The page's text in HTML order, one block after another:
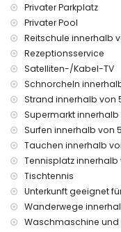
Bar und
vom Haus)
Sehenswürdigkeiten
Museum
Loreto, Puerto),
(Pueblo de
de Jávea) und
von 10 Kilometern
Burg (Castillo de
Unterkunft)
Sport
Radfahren,
Schnorcheln und
Villa)
Privater Parkplatz
Privater Pool
Reitschule innerhalb
Rezeptionsservice
Satelliten-/Kabel-TV
Schnorcheln
Strand innerhalb von
Supermarkt innerhalb
Surfen innerhalb von
Tauchen innerhalb
Tennisplatz innerhalb
Tischtennis
Unterkunft geeignet
Wanderwege
Waschmaschine und